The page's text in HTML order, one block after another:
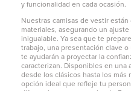
y funcionalidad en cada ocasión.
Nuestras camisas de vestir
materiales, asegurando un
inigualable. Ya sea que te
trabajo, una presentación clave
te ayudarán a proyectar la
caracterizan. Disponibles en una
desde los clásicos hasta los más
opción ideal que refleje tu